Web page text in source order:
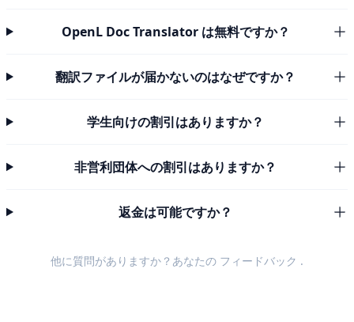
OpenL Doc Translator は無料ですか？
翻訳ファイルが届かないのはなぜですか？
学生向けの割引はありますか？
非営利団体への割引はありますか？
返金は可能ですか？
他に質問がありますか？あなたの フィードバック .